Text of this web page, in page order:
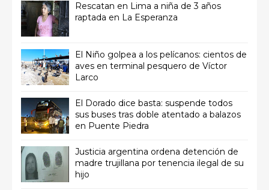
Rescatan en Lima a niña de 3 años
raptada en La Esperanza
El Niño golpea a los pelícanos: cientos de
aves en terminal pesquero de Víctor
Larco
El Dorado dice basta: suspende todos
sus buses tras doble atentado a balazos
en Puente Piedra
Justicia argentina ordena detención de
madre trujillana por tenencia ilegal de su
hijo